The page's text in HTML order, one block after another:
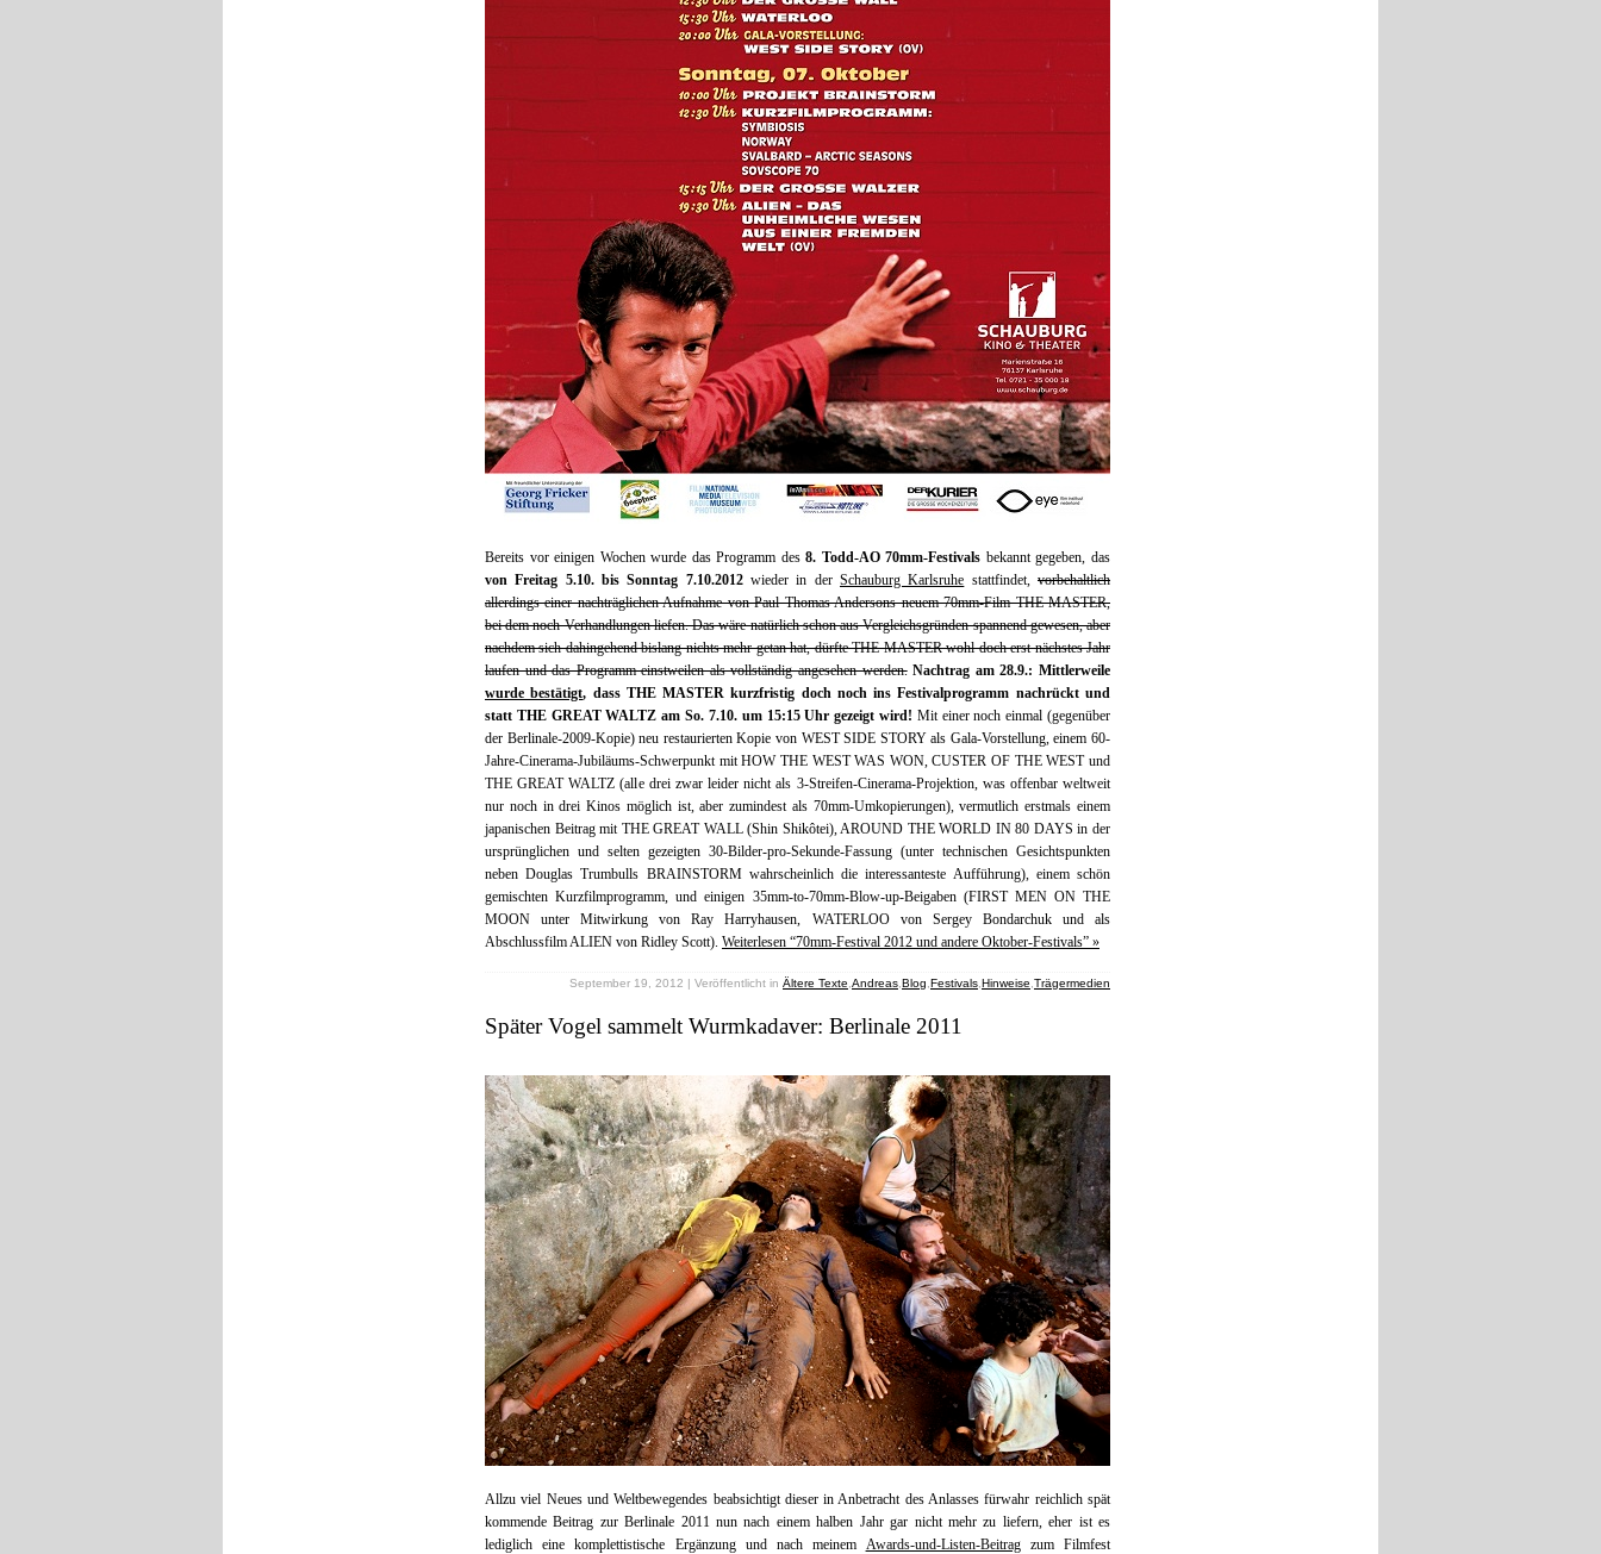
Bereits vor einigen Wochen wurde das Programm des8. Todd-AO 70mm-Festivals bekannt gegeben, das
von Freitag 5.10. bis Sonntag 7.10.2012wieder in derSchauburg Karlsruhe stattfindet,vorbehaltlich
allerdings einer nachträglichen Aufnahme von Paul Thomas Andersons neuem 70mm-Film THE MASTER,
bei dem noch Verhandlungen liefen. Das wäre natürlich schon aus Vergleichsgründen spannend gewesen, aber
nachdem sich dahingehend bislang nichts mehr getan hat, dürfte THE MASTER wohl doch erst nächstes Jahr
laufen und das Programm einstweilen als vollständig angesehen werden. Nachtrag am 28.9.: Mittlerweile
wurde bestätigt, dass THE MASTER kurzfristig doch noch ins Festivalprogramm nachrückt und
statt THE GREAT WALTZ am So. 7.10. um 15:15 Uhr gezeigt wird! Mit einer noch einmal (gegenüber
der Berlinale-2009-Kopie) neu restaurierten Kopie von WEST SIDE STORY als Gala-Vorstellung, einem 60-
Jahre-Cinerama-Jubiläums-Schwerpunkt mit HOW THE WEST WAS WON, CUSTER OF THE WEST und
THE GREAT WALTZ (alle drei zwar leider nicht als 3-Streifen-Cinerama-Projektion, was offenbar weltweit
nur noch in drei Kinos möglich ist, aber zumindest als 70mm-Umkopierungen), vermutlich erstmals einem
japanischen Beitrag mit THE GREAT WALL (Shin Shikôtei), AROUND THE WORLD IN 80 DAYS in der
ursprünglichen und selten gezeigten 30-Bilder-pro-Sekunde-Fassung (unter technischen Gesichtspunkten
neben Douglas Trumbulls BRAINSTORM wahrscheinlich die interessanteste Aufführung), einem schön
gemischten Kurzfilmprogramm, und einigen 35mm-to-70mm-Blow-up-Beigaben (FIRST MEN ON THE
MOON unter Mitwirkung von Ray Harryhausen, WATERLOO von Sergey Bondarchuk und als
Abschlussfilm ALIEN von Ridley Scott). Weiterlesen “70mm-Festival 2012 und andere Oktober-Festivals” »
September 19, 2012 | Veröffentlicht in Ältere Texte Andreas Blog Festivals Hinweise Trägermedien
Später Vogel sammelt Wurmkadaver: Berlinale 2011
Allzu viel Neues und Weltbewegendes beabsichtigt dieser in Anbetracht des Anlasses fürwahr reichlich spät
kommende Beitrag zur Berlinale 2011 nun nach einem halben Jahr gar nicht mehr zu liefern, eher ist es
lediglich eine komplettistische Ergänzung und nach meinem Awards-und-Listen-Beitragzum Filmfest